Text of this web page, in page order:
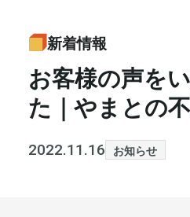
書籍・メディア
セミナー
大和財託の意志
新着情報
お客様の声を
た｜やまとの
2022.11.16 お知らせ